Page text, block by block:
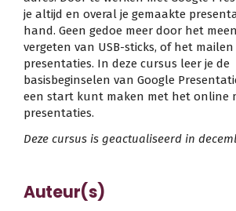
je altijd en overal je gemaakte
hand. Geen gedoe meer door het
vergeten van USB-sticks, of het
presentaties. In deze cursus leer je de
basisbeginselen van Google
een start kunt maken met het online
presentaties.
Deze cursus is geactualiseerd in
Auteur(s)